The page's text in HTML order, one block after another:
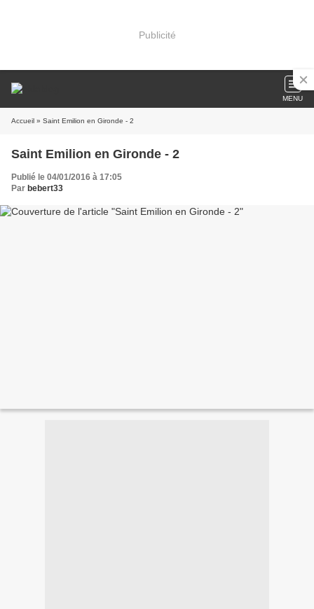
Publicité
MENU
Accueil » Saint Emilion en Gironde - 2
Saint Emilion en Gironde - 2
Publié le 04/01/2016 à 17:05
Par bebert33